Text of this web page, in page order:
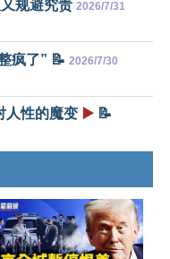
规避究责 2026/7/31
疯了” 📝 2026/7/30
人性的魔变 ▶️ 📝